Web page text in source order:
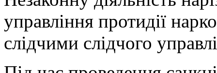
управління протидії
слідчими слідчого